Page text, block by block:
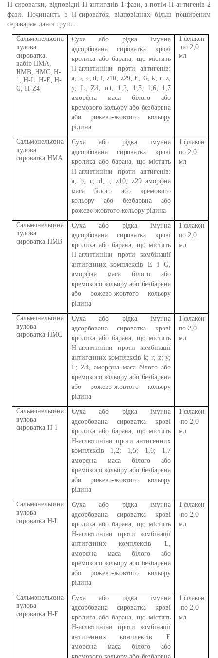
Н-сироватки, відповідні Н-антигенів 1 фази, а потім Н-антигенів 2
фази. Починають з Н-сироваток, відповідних більш поширеним
сероварам даної групи.
Сальмонельозна
пулова
сироватка,
набір HMA,
HMB, HMC, H-
1, H-L, H-E, H-
G, H-Z4
Суха або рідка імунна
адсорбована сироватка крові
кролика або барана, що містить
H-аглютиніни проти антигенів:
a; b; c; d; i; z10; z29; E; G; k; r; z;
y; L; Z4; mt; 1,2; 1,5; 1,6; 1,7
аморфна маса білого або
кремового кольору або безбарвна
або рожево-жовтого кольору
рідина
1 флакон
по 2,0
мл
Сальмонельозна
пулова
сироватка HMA
Суха або рідка імунна
адсорбована сироватка крові
кролика або барана, що містить
H-аглютиніни проти антигенів:
a; b; c; d; i; z10; z29 аморфна
маса білого або кремового
кольору або безбарвна або
рожево-жовтого кольору рідина
1 флакон
по 2,0
мл
Сальмонельозна
пулова
сироватка HMB
Суха або рідка імунна
адсорбована сироватка крові
кролика або барана, що містить
H-аглютиніни проти комбінації
антигенних комплексів E і G,
аморфна маса білого або
кремового кольору або безбарвна
або рожево-жовтого кольору
рідина
1 флакон
по 2,0
мл
Сальмонельозна
пулова
сироватка HMC
Суха або рідка імунна
адсорбована сироватка крові
кролика або барана, що містить
H-аглютиніни проти комбінації
антигенних комплексів k; r; z; y;
L; Z4, аморфна маса білого або
кремового кольору або безбарвна
або рожево-жовтого кольору
рідина
1 флакон
по 2,0
мл
Сальмонельозна
пулова
сироватка H-1
Суха або рідка імунна
адсорбована сироватка крові
кролика або барана, що містить
H-аглютиніни проти антигенних
комплексів 1,2; 1,5; 1,6; 1,7
аморфна маса білого або
кремового кольору або безбарвна
або рожево-жовтого кольору
рідина
1 флакон
по 2,0
мл
Сальмонельозна
пулова
сироватка H-L
Суха або рідка імунна
адсорбована сироватка крові
кролика або барана, що містить
H-аглютиніни проти комбінації
антигенних комплексів L,
аморфна маса білого або
кремового кольору або безбарвна
або рожево-жовтого кольору
рідина
1 флакон
по 2,0
мл
Сальмонельозна
пулова
сироватка H-E
Суха або рідка імунна
адсорбована сироватка крові
кролика або барана, що містить
H-аглютиніни проти комбінації
антигенних комплексів E
аморфна маса білого або
кремового кольору або безбарвна
1 флакон
по 2,0
мл